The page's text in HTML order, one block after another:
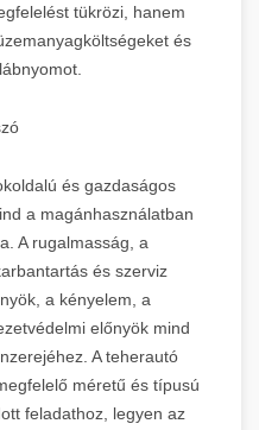
tükrözi, hanem
és
és gazdaságos
a magánhasználatban
A rugalmasság, a
és szerviz
a kényelem, a
előnyök mind
A teherautó
méretű és típusú
feladathoz, legyen az